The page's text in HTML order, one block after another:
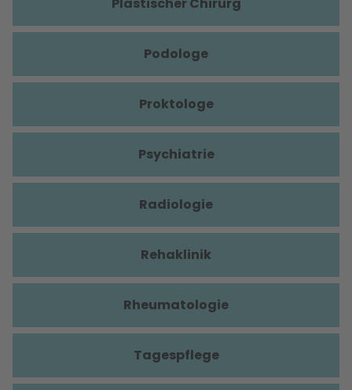
Podologe
Proktologe
Psychiatrie
Radiologie
Rehaklinik
Rheumatologie
Tagespflege